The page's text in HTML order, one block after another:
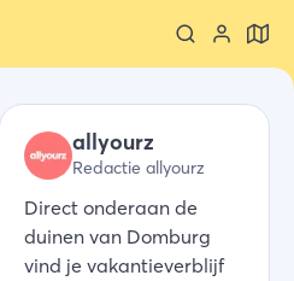
allyourz
Redactie allyourz
Direct onderaan de
duinen van Domburg
vind je vakantieverblijf